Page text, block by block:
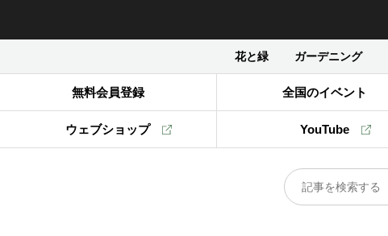
花と緑 ガーデニング
無料会員登録 全国のイベント
ウェブショップ YouTube